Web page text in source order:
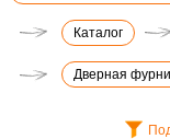
Каталог
Дверная